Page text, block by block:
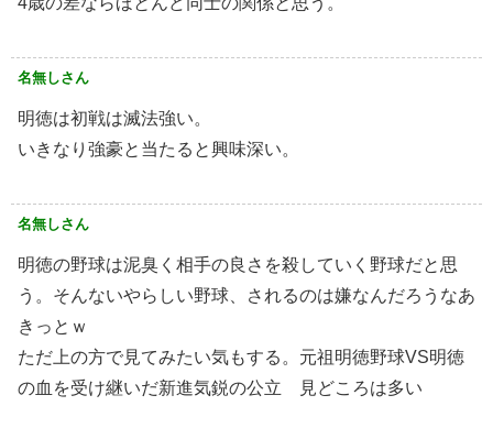
名無しさん
明徳は初戦は滅法強い。
いきなり強豪と当たると興味深い。
名無しさん
明徳の野球は泥臭く相手の良さを殺していく野球だと思
う。そんないやらしい野球、されるのは嫌なんだろうなあ
きっとｗ
ただ上の方で見てみたい気もする。元祖明徳野球VS明徳
の血を受け継いだ新進気鋭の公立 見どころは多い